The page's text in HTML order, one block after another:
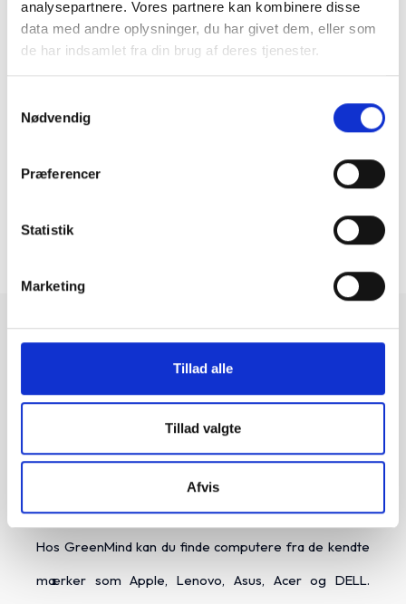
analysepartnere. Vores partnere kan kombinere disse
data med andre oplysninger, du har givet dem, eller som
de har indsamlet fra din brug af deres tjenester.
Nødvendig
Præferencer
Statistik
Marketing
Tillad alle
Tillad valgte
Afvis
14
Brugte computere fra
GreenMind
computere til skarpe priser. Vi har et stort udvalg af
både laptops og stationære computere til alle behov.
Hos GreenMind kan du finde computere fra de kendte
mærker som Apple, Lenovo, Asus, Acer og DELL.